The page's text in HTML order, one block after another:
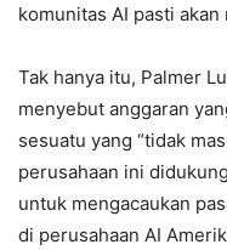
komunitas AI pasti
Tak hanya itu, Palmer
menyebut anggaran
sesuatu yang “tidak
perusahaan ini
untuk mengacaukan
di perusahaan AI